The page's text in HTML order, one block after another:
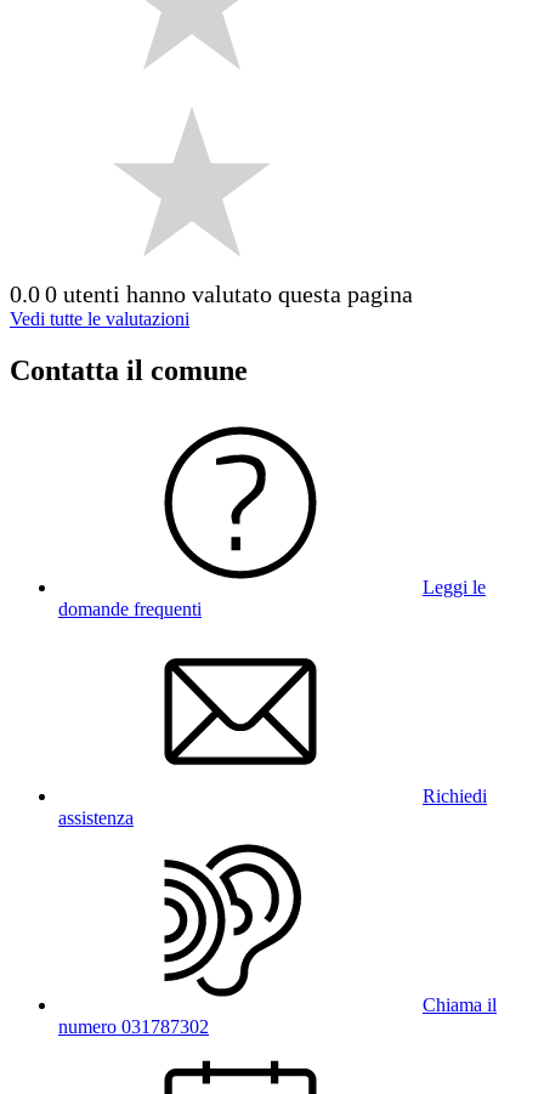
0.00 utenti hanno valutato questa pagina
Vedi tutte le valutazioni
Contatta il comune
Leggi le
domande frequenti
Richiedi
assistenza
Chiama il
numero 031787302